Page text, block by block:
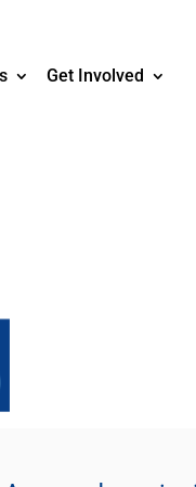
Get Involved